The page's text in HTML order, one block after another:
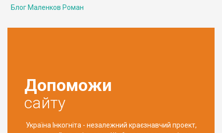
Блог Маленков Роман
Допоможи
сайту
Україна Інкогніта - незалежний краєзнавчий проект,